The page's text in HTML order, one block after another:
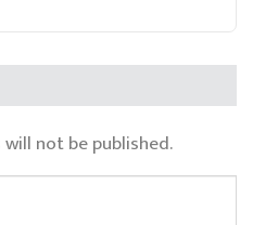
not be published.